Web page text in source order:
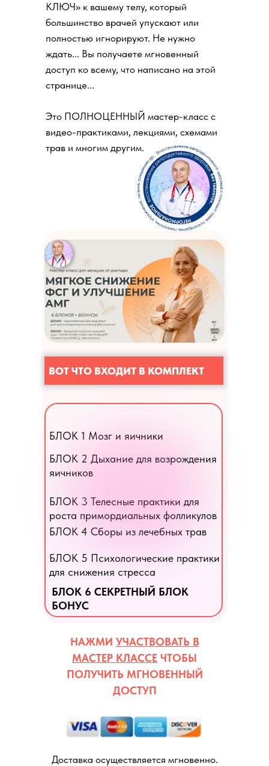
НАЖМИ УЧАСТВОВАТЬ В
МАСТЕР КЛАССЕ ЧТОБЫ
ПОЛУЧИТЬ МГНОВЕННЫЙ
ДОСТУП
Доставка осуществляется мгновенно.
КЛЮЧ» к вашему телу, который
большинство врачей упускают или
полностью игнорируют. Не нужно
ждать... Вы получаете мгновенный
доступ ко всему, что написано на этой
странице...
Это ПОЛНОЦЕННЫЙ мастер-класс с
видео-практиками, лекциями, схемами
трав и многим другим.
ВОТ ЧТО ВХОДИТ В КОМПЛЕКТ
БЛОК 6 СЕКРЕТНЫЙ БЛОК
БОНУС
БЛОК 5 Психологические практики
для снижения стресса
БЛОК 4 Сборы из лечебных трав
БЛОК 3 Телесные практики для
роста примордиальных фолликулов
БЛОК 2 Дыхание для возрождения
яичников
БЛОК 1 Мозг и яичники